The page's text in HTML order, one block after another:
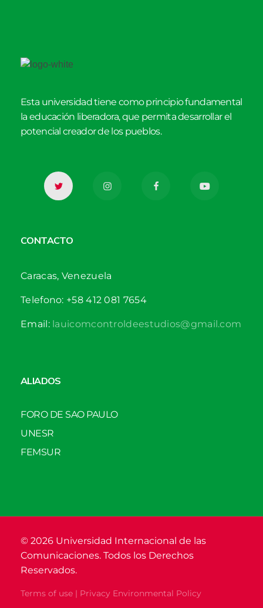
Esta universidad tiene como principio fundamental
la educación liberadora, que permita desarrollar el
potencial creador de los pueblos.
CONTACTO
Caracas, Venezuela
Telefono: +58 412 081 7654
Email:lauicomcontroldeestudios@gmail.com
ALIADOS
FORO DE SAO PAULO
UNESR
FEMSUR
© 2026 Universidad Internacional de las
Comunicaciones. Todos los Derechos
Reservados.
Terms of use | Privacy Environmental Policy